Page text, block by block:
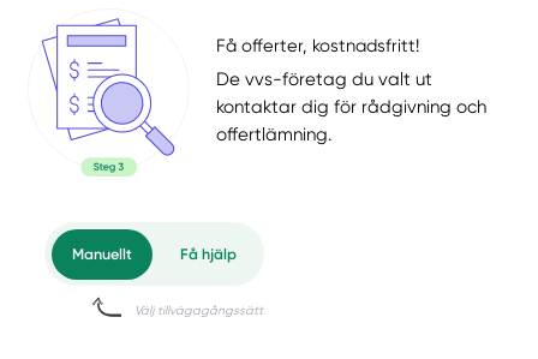
Få offerter, kostnadsfritt!
De vvs-företag du valt ut
kontaktar dig för rådgivning och
offertlämning.